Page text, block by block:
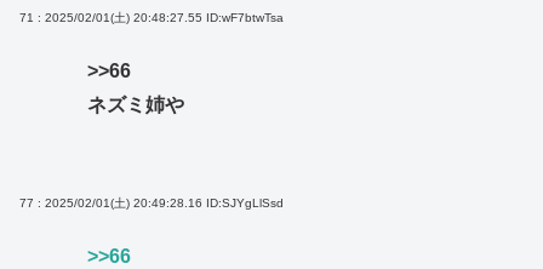
71 : 2025/02/01(土) 20:48:27.55 ID:wF7btwTsa
>>66
ネズミ姉や
77 : 2025/02/01(土) 20:49:28.16 ID:SJYgLlSsd
>>66